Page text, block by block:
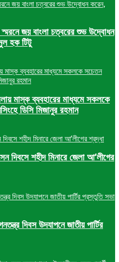
জয় বাংলা চত্বরের শুভ উদ্বোধন
হক টিটু
মাস্ক ব্যবহারের মাধ্যমে সকলকে
ডিসি মিজানুর রহমান
দিবসে শহীদ মিনারে জেলা আ’লীগের
দিবস উদযাপনে জাতীয় পার্টির